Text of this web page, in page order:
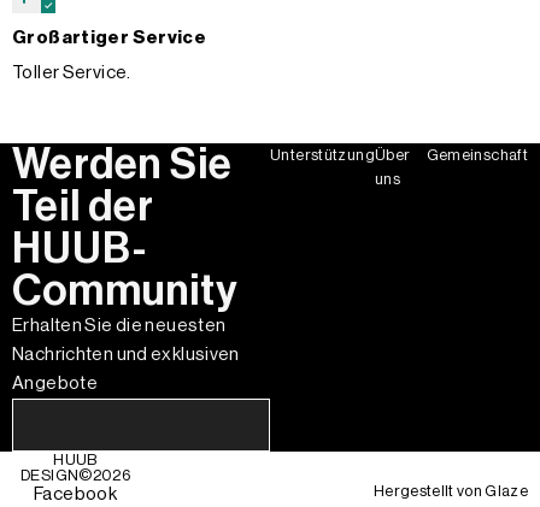
Großartiger Service
Toller Service.
Werden Sie
Teil der
HUUB-
Community
Erhalten Sie die neuesten
Nachrichten und exklusiven
Angebote
UnterstützungÜber
uns
Gemeinschaft
HUUB
DESIGN©2026
Facebook
Hergestellt vonGlaze